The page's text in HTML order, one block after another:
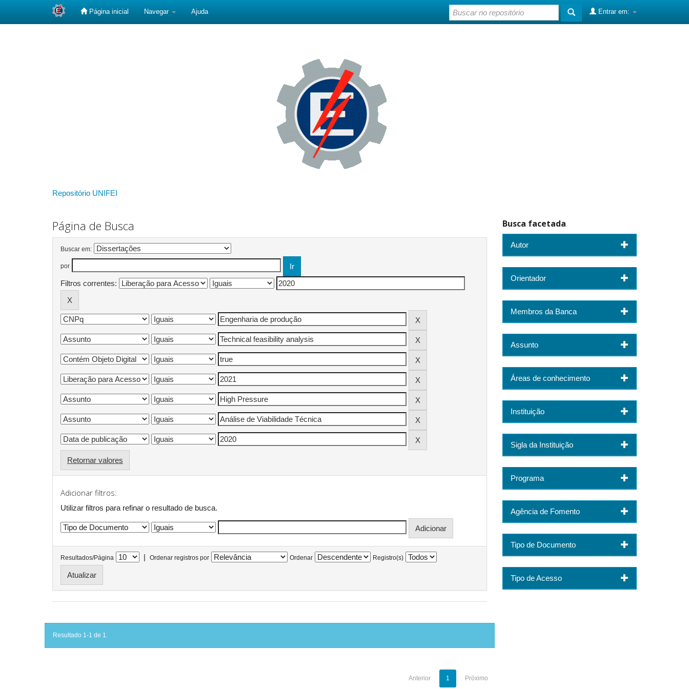
Página inicial Navegar Ajuda Entrar em:
Repositório UNIFEI
Página de Busca
Buscar em:
por
Filtros correntes:
Retornar valores
Adicionar filtros:
Utilizar filtros para refinar o resultado de busca.
Resultados/Página | Ordenar registros por Ordenar Registro(s)
Resultado 1-1 de 1.
Anterior 1 Próximo
Busca facetada
Autor
Orientador
Membros da Banca
Assunto
Áreas de conhecimento
Instituição
Sigla da Instituição
Programa
Agência de Fomento
Tipo de Documento
Tipo de Acesso